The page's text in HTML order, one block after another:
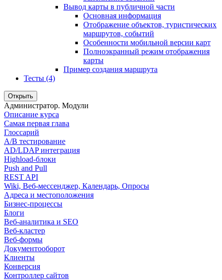
Вывод карты в публичной части
Основная информация
Отображение объектов, туристических
маршрутов, событий
Особенности мобильной версии карт
Полноэкранный режим отображения
карты
Пример создания маршрута
Тесты (4)
Открыть
Администратор. Модули
Описание курса
Самая первая глава
Глоссарий
A/B тестирование
AD/LDAP интеграция
Highload-блоки
Push and Pull
REST API
Wiki, Веб-мессенджер, Календарь, Опросы
Адреса и местоположения
Бизнес-процессы
Блоги
Веб-аналитика и SEO
Веб-кластер
Веб-формы
Документооборот
Клиенты
Конверсия
Контроллер сайтов